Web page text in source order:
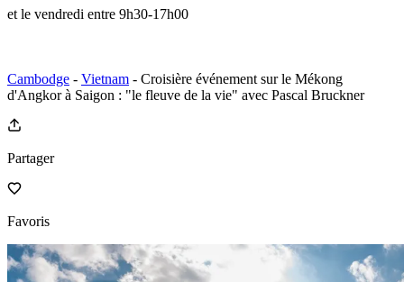
et le vendredi entre 9h30-17h00
Cambodge - Vietnam - Croisière événement sur le Mékong
d'Angkor à Saigon : "le fleuve de la vie" avec Pascal Bruckner
Partager
Favoris